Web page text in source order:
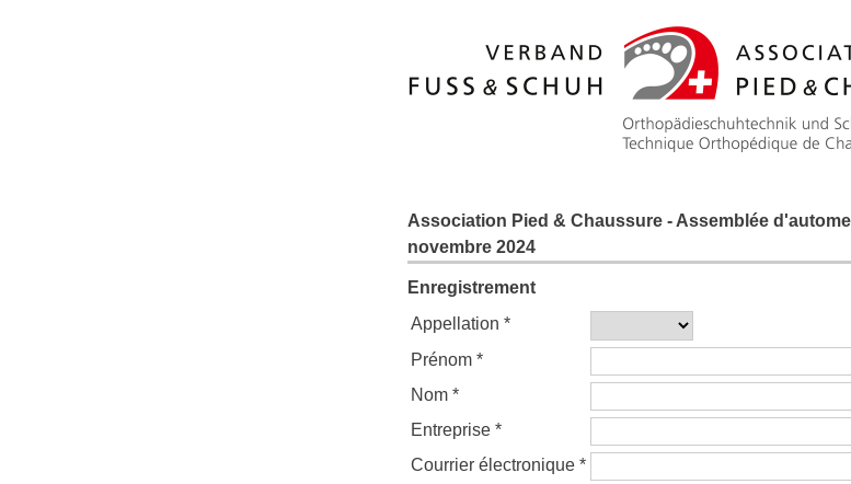
Association Pied & Chaussure - Assemblée
novembre 2024
Enregistrement
Appellation *
Prénom *
Nom *
Entreprise *
Courrier électronique *